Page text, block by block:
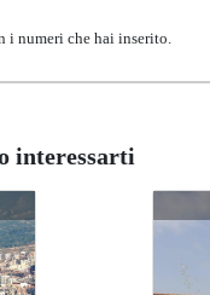
i numeri che hai inserito.
interessarti